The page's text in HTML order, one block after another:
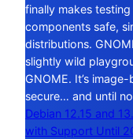
finally makes
components safe,
distributions.
slightly wild
GNOME. It’s
secure… and until
Debian 12.15 and
with Support Until